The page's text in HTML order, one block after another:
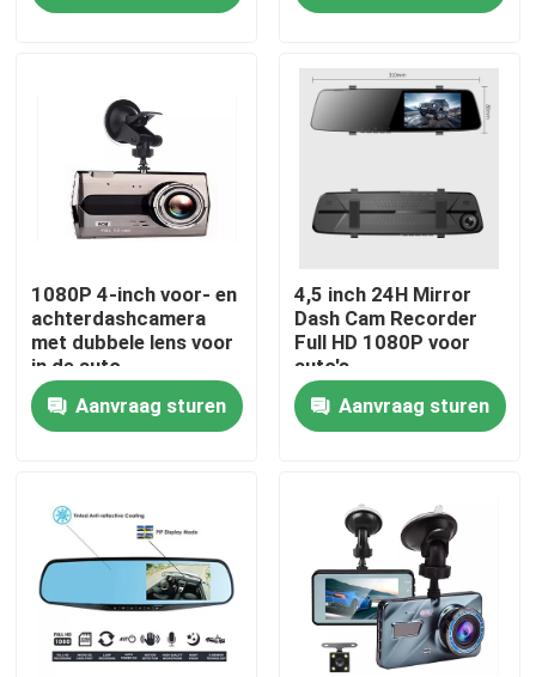
VR-show
Over ons
Fabrieksreis
Kwaliteitscontrole
Contacteer ons
nieuws
Alle Gevallen
Auto DVR-camera
1080P 4-inch voor- en
achterdashcamera
met dubbele lens voor
in de auto
Aanvraag sturen
4,5 inch 24H Mirror
Dash Cam Recorder
Full HD 1080P voor
auto's
Aanvraag sturen